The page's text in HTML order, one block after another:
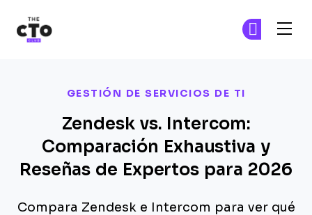
GESTIÓN DE SERVICIOS DE TI
Zendesk vs. Intercom:
Comparación Exhaustiva y
Reseñas de Expertos para 2026
Compara Zendesk e Intercom para ver qué